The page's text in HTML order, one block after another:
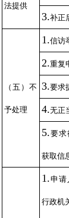
法提供
3.补正
（五）不
予处理
1.信访
2.重复
3.要求
4.无正
5.要求
获取信
1.申请
行政机